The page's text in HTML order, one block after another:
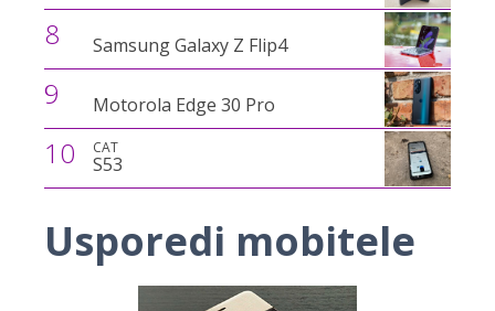
8 Samsung Galaxy Z Flip4
9 Motorola Edge 30 Pro
10 CAT
S53
Usporedi mobitele